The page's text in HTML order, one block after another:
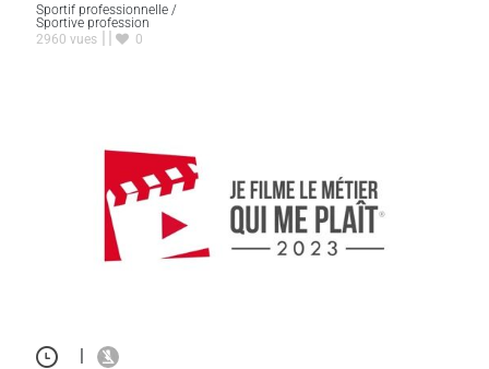
Sportif professionnelle /
Sportive profession
2960 vues
0
|